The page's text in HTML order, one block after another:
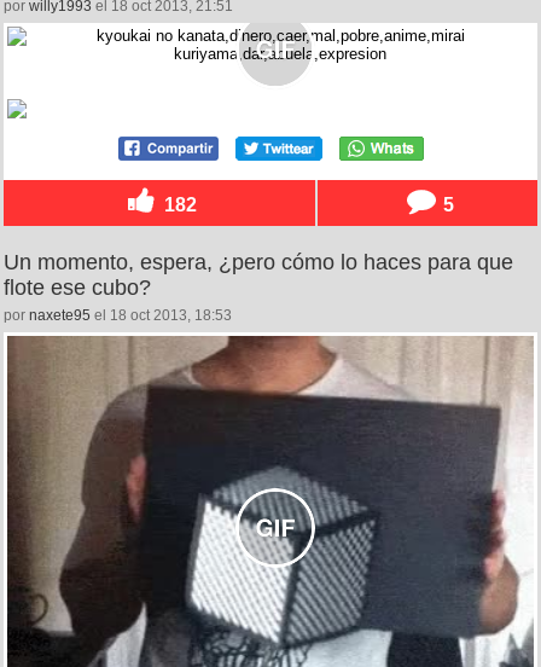
por willy1993 el 18 oct 2013, 21:51
182 5
Un momento, espera, ¿pero cómo lo haces para que
flote ese cubo?
por naxete95 el 18 oct 2013, 18:53